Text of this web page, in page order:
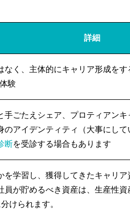
詳細
なく、主体的にキャリア形成をす
験
手ごたえシェア、プロティアン
のアイデンティティ（大事にして
断を受診する場合もあります
を学習し、獲得してきたキャリ
員が貯めるべき資産は、生産性資
けられます。